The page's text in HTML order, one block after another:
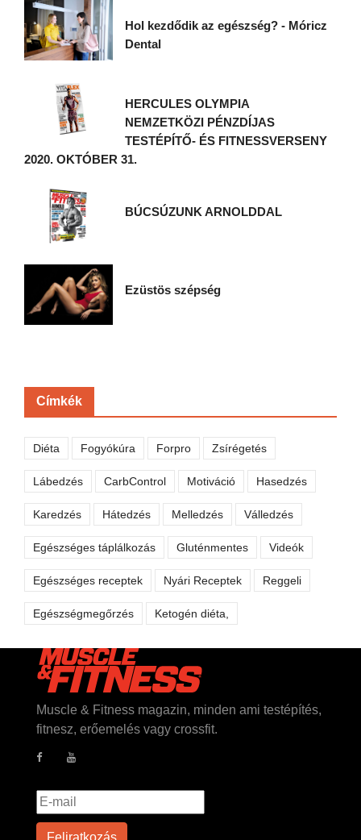
Hol kezdődik az egészség? - Móricz
Dental
HERCULES OLYMPIA
NEMZETKÖZI PÉNZDÍJAS
TESTÉPÍTŐ- ÉS FITNESSVERSENY
2020. OKTÓBER 31.
BÚCSÚZUNK ARNOLDDAL
Ezüstös szépség
Címkék
Diéta Fogyókúra Forpro Zsírégetés
Lábedzés CarbControl Motiváció Hasedzés
Karedzés Hátedzés Melledzés Válledzés
Egészséges táplálkozás Gluténmentes Videók
Egészséges receptek Nyári Receptek Reggeli
Egészségmegőrzés Ketogén diéta,
Muscle & Fitness magazin, minden ami testépítés,
fitnesz, erőemelés vagy crossfit.